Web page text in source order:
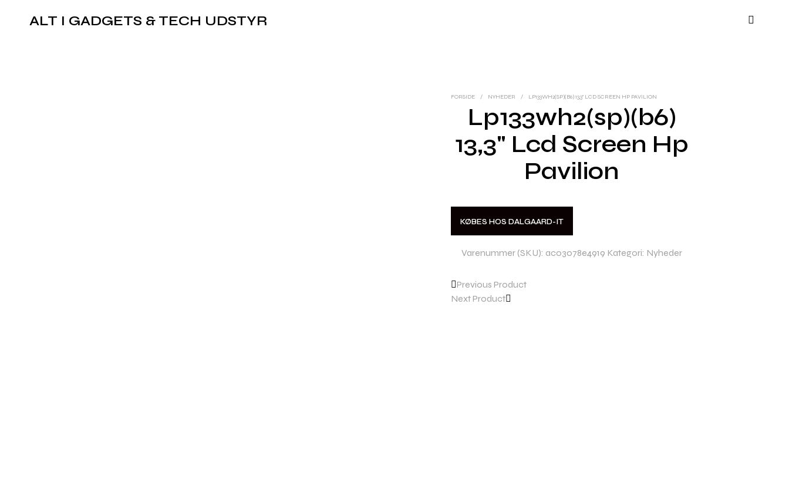
ALT I GADGETS & TECH UDSTYR
FORSIDE / NYHEDER / LP133WH2(SP)(B6) 13,3" LCD SCREEN HP PAVILION
Lp133wh2(sp)(b6)
13,3" Lcd Screen Hp
Pavilion
KØBES HOS DALGAARD-IT
Varenummer (SKU): ac03078e4919 Kategori: Nyheder
Previous Product
Next Product